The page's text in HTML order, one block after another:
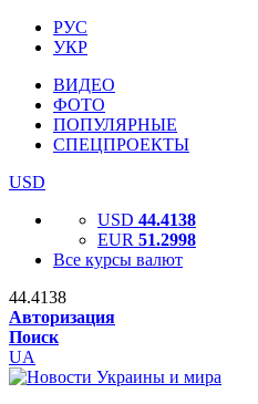
РУС
УКР
ВИДЕО
ФОТО
ПОПУЛЯРНЫЕ
СПЕЦПРОЕКТЫ
USD
USD 44.4138
EUR 51.2998
Все курсы валют
44.4138
Авторизация
Поиск
UA